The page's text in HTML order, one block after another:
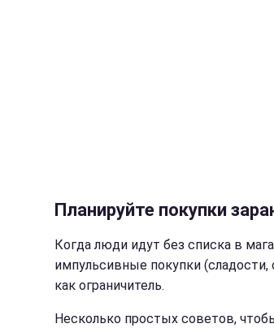
Планируйте покупки
Когда люди идут без списка в
импульсивные покупки (сладости,
как ограничитель.
Несколько простых советов,